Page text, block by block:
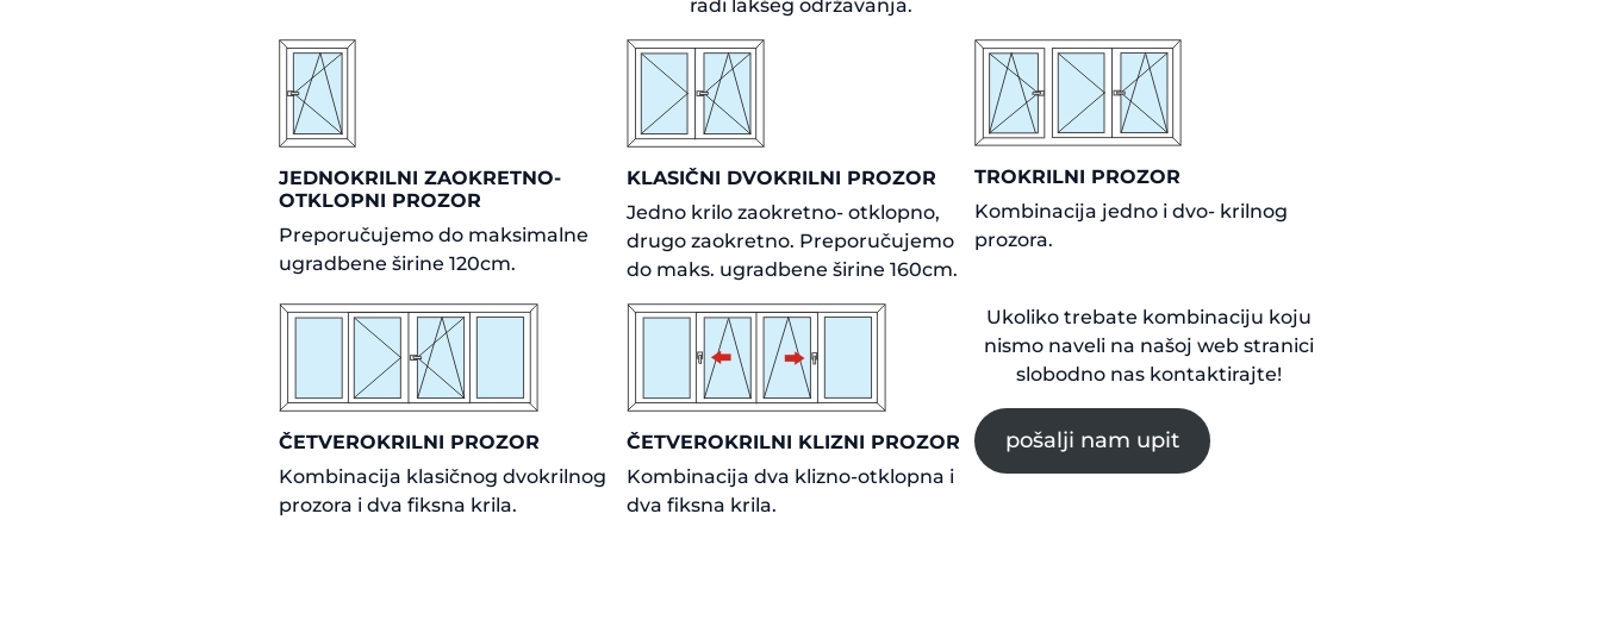
radi lakšeg održavanja.
JEDNOKRILNI ZAOKRETNO-
OTKLOPNI PROZOR
Preporučujemo do maksimalne
ugradbene širine 120cm.
KLASIČNI DVOKRILNI PROZOR
Jedno krilo zaokretno- otklopno,
drugo zaokretno. Preporučujemo
do maks. ugradbene širine 160cm.
TROKRILNI PROZOR
Kombinacija jedno i dvo- krilnog
prozora.
ČETVEROKRILNI PROZOR
Kombinacija klasičnog dvokrilnog
prozora i dva fiksna krila.
ČETVEROKRILNI KLIZNI PROZOR
Kombinacija dva klizno-otklopna i
dva fiksna krila.
Ukoliko trebate kombinaciju koju
nismo naveli na našoj web stranici
slobodno nas kontaktirajte!
pošalji nam upit